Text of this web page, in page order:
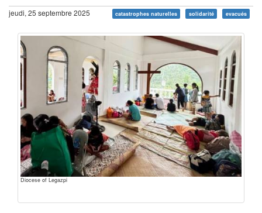
jeudi, 25 septembre 2025 catastrophes naturelles solidarité evacués
Diocese of Legazpi